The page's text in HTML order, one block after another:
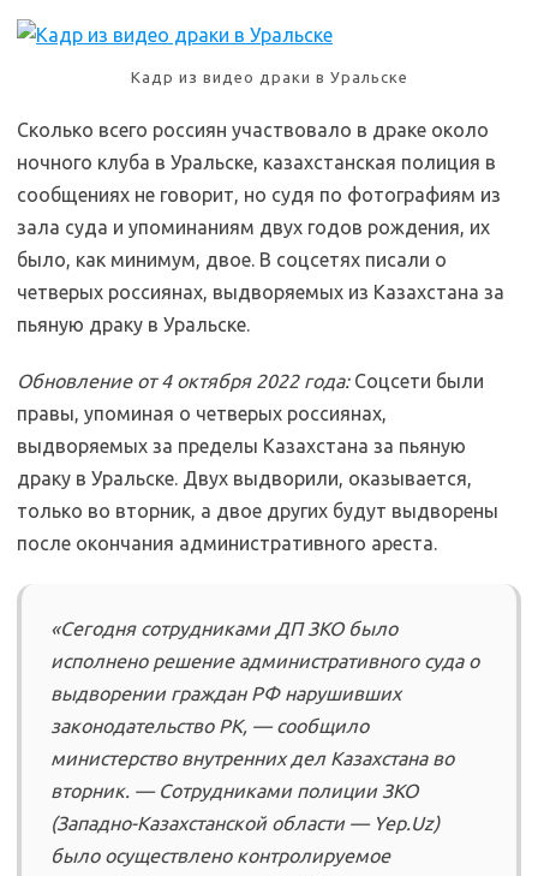
Кадр из видео драки в Уральске
Сколько всего россиян участвовало в драке около
ночного клуба в Уральске, казахстанская полиция в
сообщениях не говорит, но судя по фотографиям из
зала суда и упоминаниям двух годов рождения, их
было, как минимум, двое. В соцсетях писали о
четверых россиянах, выдворяемых из Казахстана за
пьяную драку в Уральске.
Обновление от 4 октября 2022 года: Соцсети были
правы, упоминая о четверых россиянах,
выдворяемых за пределы Казахстана за пьяную
драку в Уральске. Двух выдворили, оказывается,
только во вторник, а двое других будут выдворены
после окончания административного ареста.
«Сегодня сотрудниками ДП ЗКО было
исполнено решение административного суда о
выдворении граждан РФ нарушивших
законодательство РК, — сообщило
министерство внутренних дел Казахстана во
вторник. — Сотрудниками полиции ЗКО
(Западно-Казахстанской области — Yep.Uz)
было осуществлено контролируемое